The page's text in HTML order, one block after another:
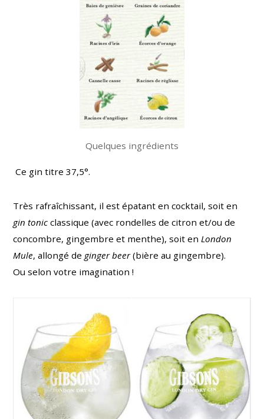
Quelques ingrédients
Ce gin titre 37,5°.
Très rafraîchissant, il est épatant en cocktail, soit en
gin tonic classique (avec rondelles de citron et/ou de
concombre, gingembre et menthe), soit enLondon
Mule, allongé de ginger beer(bière au gingembre).
Ou selon votre imagination !